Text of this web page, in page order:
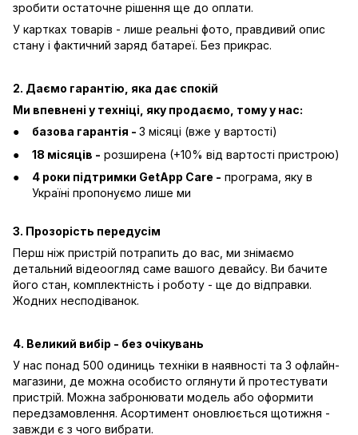
зробити остаточне рішення ще до оплати.
У картках товарів - лише реальні фото, правдивий опис
стану і фактичний заряд батареї. Без прикрас.
2. Даємо гарантію, яка дає спокій
Ми впевнені у техніці, яку продаємо, тому у нас:
базова гарантія - 3 місяці (вже у вартості)
18 місяців - розширена (+10% від вартості пристрою)
4 роки підтримки GetApp Care - програма, яку в
Україні пропонуємо лише ми
3. Прозорість передусім
Перш ніж пристрій потрапить до вас, ми знімаємо
детальний відеоогляд саме вашого девайсу. Ви бачите
його стан, комплектність і роботу - ще до відправки.
Жодних несподіванок.
4. Великий вибір - без очікувань
У нас понад 500 одиниць техніки в наявності та 3 офлайн-
магазини, де можна особисто оглянути й протестувати
пристрій. Можна забронювати модель або оформити
передзамовлення. Асортимент оновлюється щотижня -
завжди є з чого вибрати.